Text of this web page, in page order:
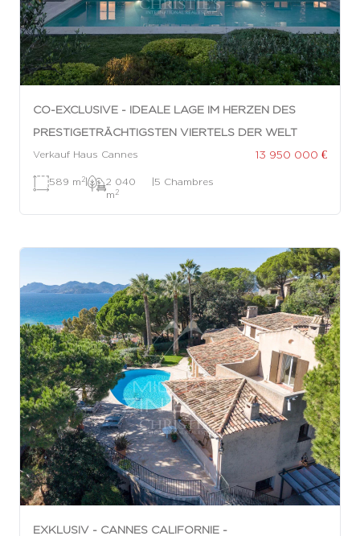
CO-EXCLUSIVE - IDEALE LAGE IM HERZEN DES
PRESTIGETRÄCHTIGSTEN VIERTELS DER WELT
Verkauf Haus Cannes 13 950 000 €
589 m 2|
2 040
m 2
|5 Chambres
EXKLUSIV - CANNES CALIFORNIE -